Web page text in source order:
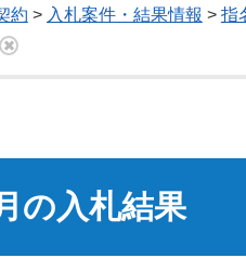
約 > 入札案件・結果情報 > 指
の入札結果